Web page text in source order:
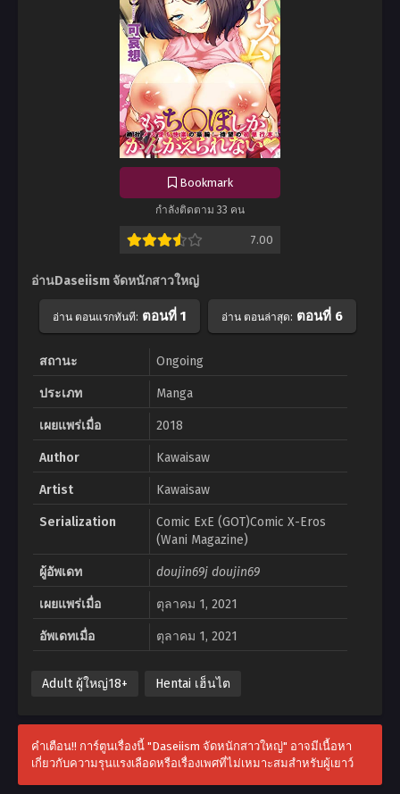
Bookmark
กำลังติดตาม 33 คน
7.00
อ่านDaseiism จัดหนักสาวใหญ่
อ่าน ตอนแรกทันที: ตอนที่ 1 อ่าน ตอนล่าสุด: ตอนที่ 6
สถานะ Ongoing
ประเภท Manga
เผยแพร่เมื่อ 2018
Author Kawaisaw
Artist Kawaisaw
Serialization
Comic ExE (GOT)Comic X-Eros
(Wani Magazine)
ผู้อัพเดท doujin69j doujin69
เผยแพร่เมื่อ ตุลาคม 1, 2021
อัพเดทเมื่อ ตุลาคม 1, 2021
Adult ผู้ใหญ่18+ Hentai เฮ็นไต
คำเตือน!! การ์ตูนเรื่องนี้ "Daseiism จัดหนักสาวใหญ่" อาจมีเนื้อหา
เกี่ยวกับความรุนแรงเลือดหรือเรื่องเพศที่ไม่เหมาะสมสำหรับผู้เยาว์